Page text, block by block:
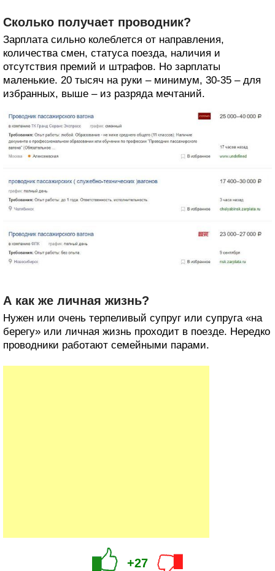
Сколько получает проводник?
Зарплата сильно колеблется от направления,
количества смен, статуса поезда, наличия и
отсутствия премий и штрафов. Но зарплаты
маленькие. 20 тысяч на руки – минимум, 30-35 – для
избранных, выше – из разряда мечтаний.
А как же личная жизнь?
Нужен или очень терпеливый супруг или супруга «на
берегу» или личная жизнь проходит в поезде. Нередко
проводники работают семейными парами.
+27